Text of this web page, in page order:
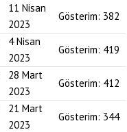
11 Nisan
2023
Gösterim: 382
4 Nisan
2023
Gösterim: 419
28 Mart
2023
Gösterim: 412
21 Mart
2023
Gösterim: 344